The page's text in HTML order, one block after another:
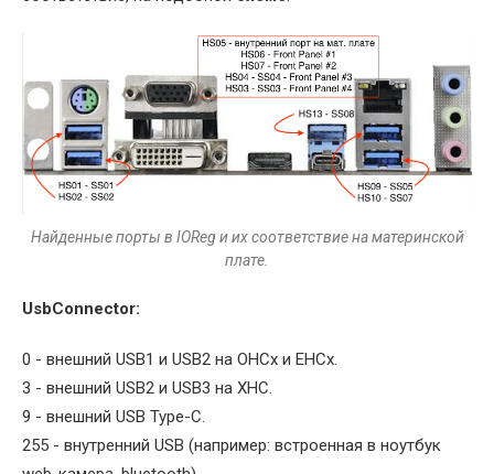
Найденные порты в IOReg и их соответствие на материнской
плате.
UsbConnector:
0 - внешний USB1 и USB2 на OHCx и EHCx.
3 - внешний USB2 и USB3 на XHC.
9 - внешний USB Type-C.
255 - внутренний USB (например: встроенная в ноутбук